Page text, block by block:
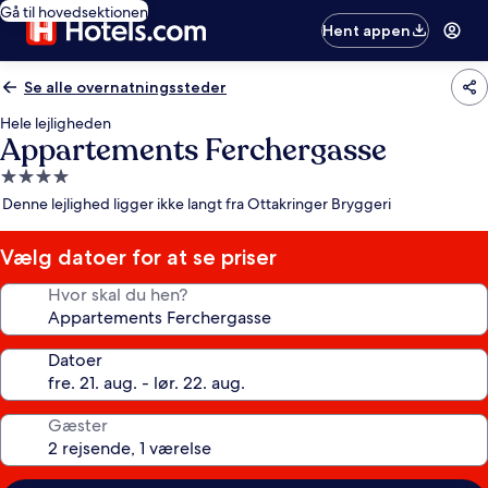
Gå til hovedsektionen
Hent appen
Se alle overnatningssteder
Hele lejligheden
Appartements Ferchergasse
4.0-
stjernet
Denne lejlighed ligger ikke langt fra Ottakringer Bryggeri
Vælg datoer for at se priser
Hvor skal du hen?
Datoer
Gæster